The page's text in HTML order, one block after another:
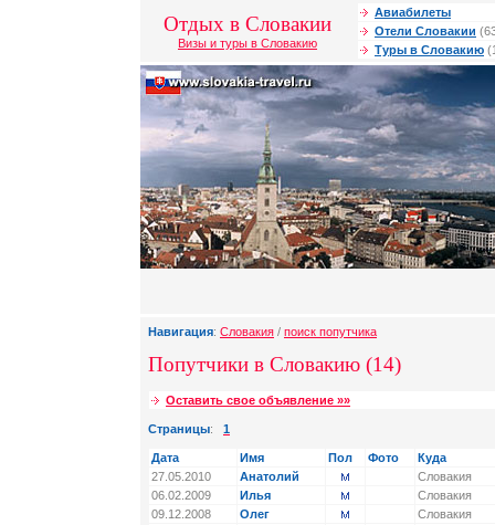
Отдых в Словакии
Визы и туры в Словакию
Авиабилеты
Отели Словакии
Туры в Словакию
Навигация: Словакия / поиск попутчика
Попутчики в Словакию (14)
Оставить свое объявление »»
Страницы: 1
Дата Имя Пол Фото
Куда
27.05.2010
Анатолий
Словакия
06.02.2009
Илья
Словакия
09.12.2008
Олег
Словакия